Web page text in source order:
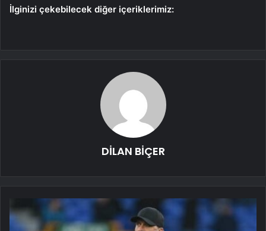
İlginizi çekebilecek diğer içeriklerimiz:
DİLAN BİÇER